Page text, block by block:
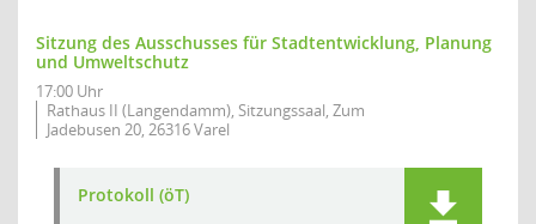
Sitzung des Ausschusses für Stadtentwicklung, Planung
und Umweltschutz
17:00 Uhr
Rathaus II (Langendamm), Sitzungssaal, Zum
Jadebusen 20, 26316 Varel
Protokoll (öT)